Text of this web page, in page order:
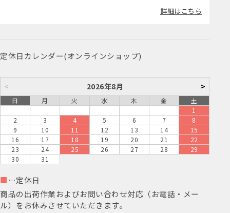
詳細はこちら
定休日カレンダー(オンラインショップ)
< 2026年8月 >
日 月 火 水 木 金
土
1
2
3 4 5 6 7
8
9
10 11 12 13 14
15
16
17 18 19 20 21
22
23
24 25 26 27 28
29
30
31
■ …定休日
商品の出荷作業およびお問い合わせ対応（お電話・メー
ル）をお休みさせていただきます。